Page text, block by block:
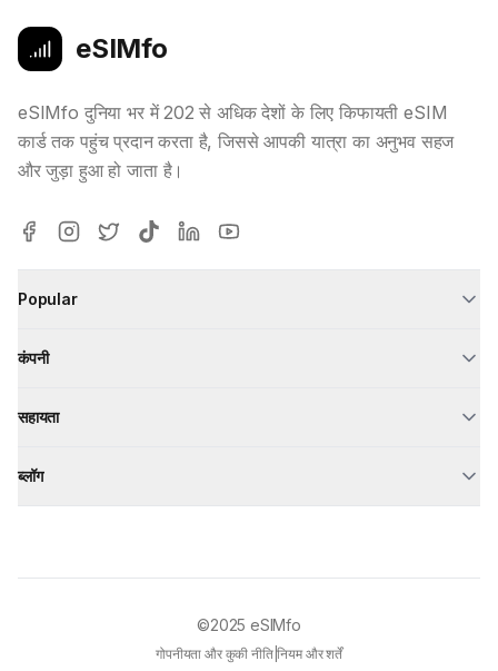
eSIMfo
eSIMfo दुनिया भर में 202 से अधिक देशों के लिए किफायती eSIM
कार्ड तक पहुंच प्रदान करता है, जिससे आपकी यात्रा का अनुभव सहज
और जुड़ा हुआ हो जाता है।
Popular
कंपनी
सहायता
ब्लॉग
©2025 eSIMfo
गोपनीयता और कुकी नीति|नियम और शर्तें